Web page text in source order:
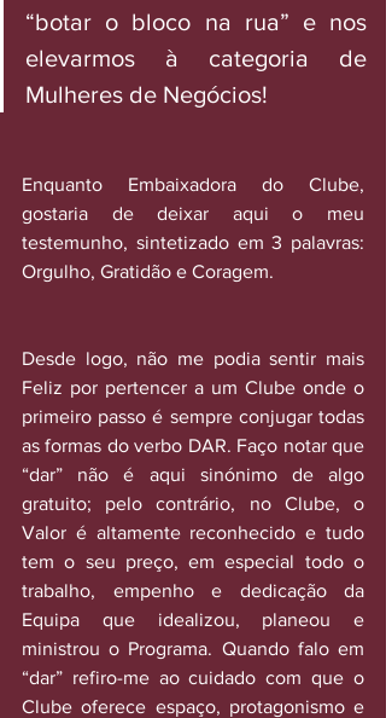
“botar o bloco na rua” e nos
elevarmos à categoria de
Mulheres de Negócios!
Enquanto Embaixadora do Clube,
gostaria de deixar aqui o meu
testemunho, sintetizado em 3 palavras:
Orgulho, Gratidão e Coragem.
Desde logo, não me podia sentir mais
Feliz por pertencer a um Clube onde o
primeiro passo é sempre conjugar todas
as formas do verbo DAR. Faço notar que
“dar” não é aqui sinónimo de algo
gratuito; pelo contrário, no Clube, o
Valor é altamente reconhecido e tudo
tem o seu preço, em especial todo o
trabalho, empenho e dedicação da
Equipa que idealizou, planeou e
ministrou o Programa. Quando falo em
“dar” refiro-me ao cuidado com que o
Clube oferece espaço, protagonismo e